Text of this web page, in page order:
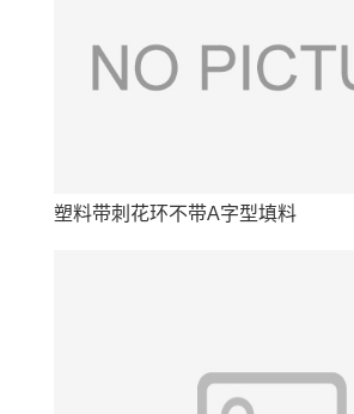
塑料带刺花环不带A字型填料